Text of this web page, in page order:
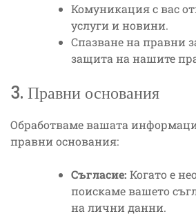
Комуникация с вас
услуги и новини.
Спазване на правни
защита на нашите
3. Правни основания
Обработваме вашата
правни основания:
Съгласие: Когато е
поискаме вашето
на лични данни.